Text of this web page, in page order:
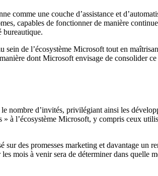
une couche d’assistance et
capables de fonctionner de manière
bureautique.
de l’écosystème Microsoft tout en
dont Microsoft envisage de consolider
d’invités, privilégiant ainsi les
à l’écosystème Microsoft, y compris ceux
des promesses marketing et davantage un
mois à venir sera de déterminer dans quelle